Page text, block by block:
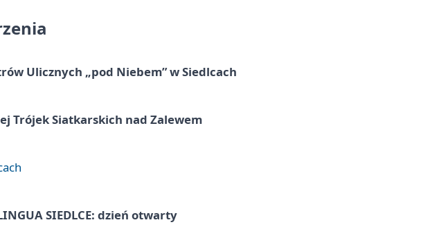
Ulicznych „pod Niebem” w Siedlcach
Trójek Siatkarskich nad Zalewem
SIEDLCE: dzień otwarty